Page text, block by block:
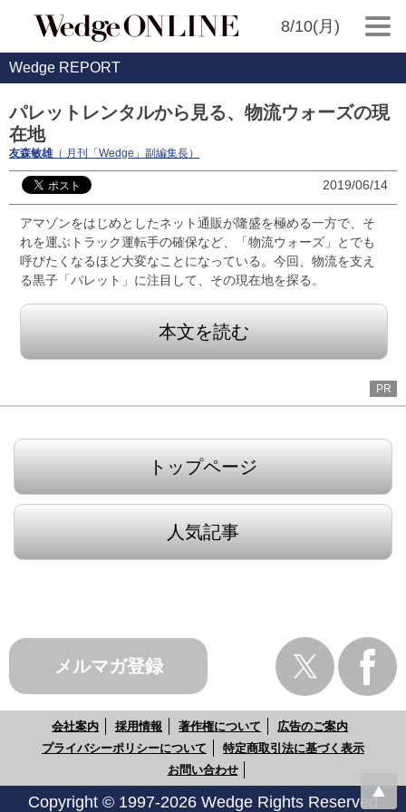
8/10(月)
Wedge REPORT
パレットレンタルから見る、物流ウォーズの現
在地
友森敏雄（ 月刊「Wedge」副編集長）
2019/06/14
アマゾンをはじめとしたネット通販が隆盛を極める一方で、そ
れを運ぶトラック運転手の確保など、「物流ウォーズ」とでも
呼びたくなるほど大変なことになっている。今回、物流を支え
る黒子「パレット」に注目して、その現在地を探る。
本文を読む
PR
トップページ
人気記事
メルマガ登録
会社案内 採用情報 著作権について
広告のご案内
プライバシーポリシーについて
特定商取引法に基づく表示
お問い合わせ
Copyright © 1997-2026 Wedge Rights Reserved